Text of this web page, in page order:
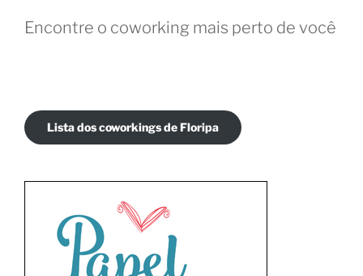
Encontre o coworking mais perto de você
Lista dos coworkings de Floripa